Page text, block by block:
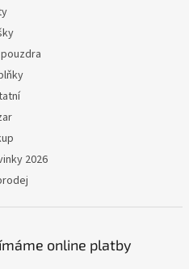
pouzdra
2026
online platby